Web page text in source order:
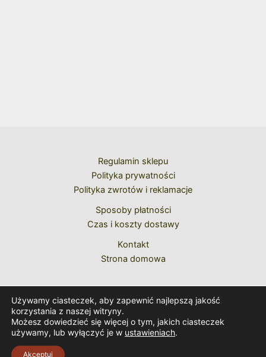
Regulamin sklepu
Polityka prywatności
Polityka zwrotów i reklamacje
Sposoby płatności
Czas i koszty dostawy
Kontakt
Strona domowa
Używamy ciasteczek, aby zapewnić najlepszą jakość
korzystania z naszej witryny.
Możesz dowiedzieć się więcej o tym, jakich ciasteczek
używamy, lub wyłączyć je w ustawieniach.
Akceptuj